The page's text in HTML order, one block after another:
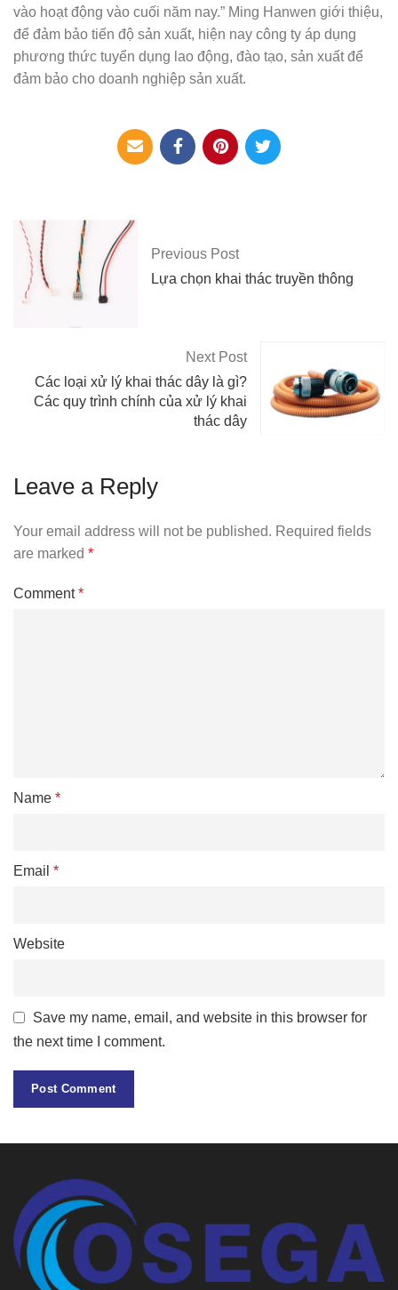
vào hoạt động vào cuối năm nay.” Ming Hanwen giới thiệu,
để đảm bảo tiến độ sản xuất, hiện nay công ty áp dụng
phương thức tuyển dụng lao động, đào tạo, sản xuất để
đảm bảo cho doanh nghiệp sản xuất.
Previous Post
Lựa chọn khai thác truyền thông
Next Post
Các loại xử lý khai thác dây là gì?
Các quy trình chính của xử lý khai
thác dây
Leave a Reply
Your email address will not be published. Required fields
are marked *
Comment*
Name *
Email *
Website
Save my name, email, and website in this browser for
the next time I comment.